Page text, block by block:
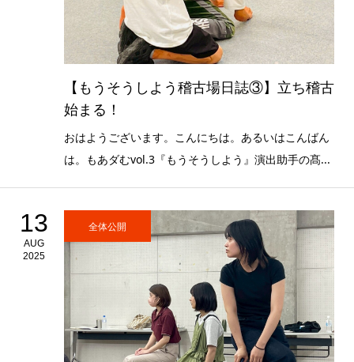
【もうそうしよう稽古場日誌③】立ち稽古
始まる！
おはようございます。こんにちは。あるいはこんばん
は。もあダむvol.3『もうそうしよう』演出助手の髙...
13
AUG
2025
全体公開